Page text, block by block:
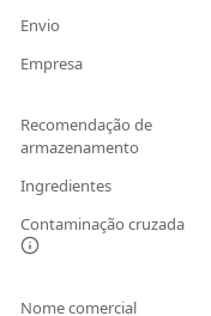
Envio
Empresa
Recomendação de
armazenamento
Ingredientes
Contaminação cruzada
Nome comercial